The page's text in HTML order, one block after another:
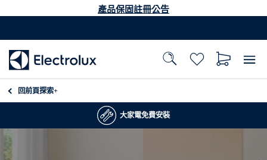
產品保固註冊公告
回前頁探索+
大家電免費安裝